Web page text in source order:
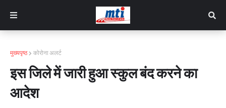
मुख्यपृष्ठ कोरोना अलर्ट
इस जिले में जारी हुआ स्कुल बंद करने का
आदेश